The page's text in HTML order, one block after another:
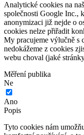
Analytické cookies na
společnosti Google Inc.,
anonymizaci již nejde o
cookies nelze přiřadit
My pracujeme výlučně s
nedokážeme z cookies
webu choval (jaké
Měření publika
Ne
Ano
Popis
Tyto cookies nám